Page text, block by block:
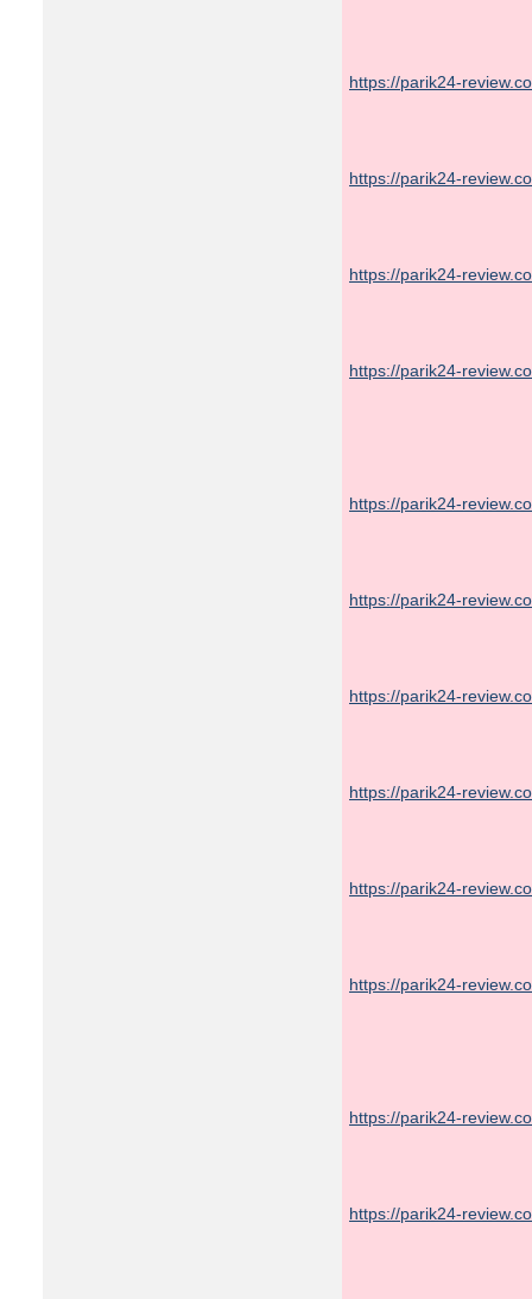
https://parik24-
https://parik24-
https://parik24-
https://parik24-
https://parik24-
https://parik24-
https://parik24-
https://parik24-
https://parik24-
https://parik24-
https://parik24-
https://parik24-